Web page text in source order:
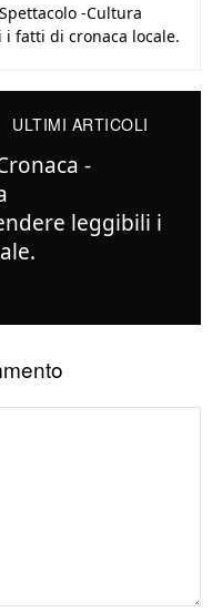
-Cultura
fatti di cronaca locale.
ULTIMI ARTICOLI
-
leggibili i